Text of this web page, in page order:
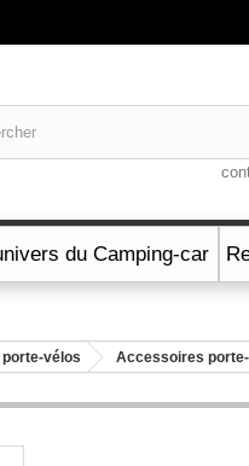
du Camping-car
vélos Accessoires